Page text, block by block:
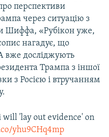
перспективи
через ситуацію з
Шиффа, «Рубікон уже,
нагадує, що
вже досліджують
Трампа з іншої
з Росією і втручанням
'lay out evidence' on
yhu9CHq4mp